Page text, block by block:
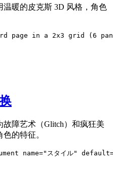
暖的皮克斯 3D 风格，角色
page in a 2x3 grid (6
障艺术（Glitch）和疯狂美
的特征。
name="スタイル" default="